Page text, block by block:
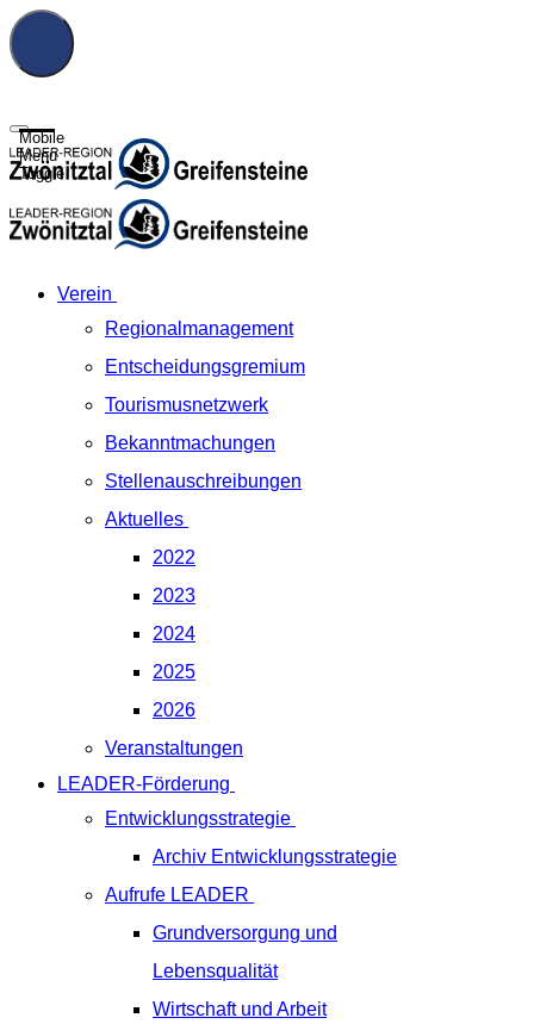
Mobile
Menu
Toggle
Verein
Regionalmanagement
Entscheidungsgremium
Tourismusnetzwerk
Bekanntmachungen
Stellenauschreibungen
Aktuelles
2022
2023
2024
2025
2026
Veranstaltungen
LEADER-Förderung
Entwicklungsstrategie
Archiv Entwicklungsstrategie
Aufrufe LEADER
Grundversorgung und
Lebensqualität
Wirtschaft und Arbeit